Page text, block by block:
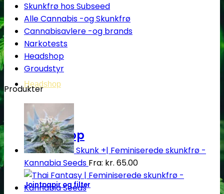
Headshop
Headshop
Jointpapir og filter
Skunkfrø hos Subseed
Alle Cannabis -og Skunkfrø
Cannabisavlere -og brands
Narkotests
Headshop
Groudstyr
Produkter
Skunk +| Feminiserede skunkfrø -
Kannabia Seeds Fra: kr. 65.00